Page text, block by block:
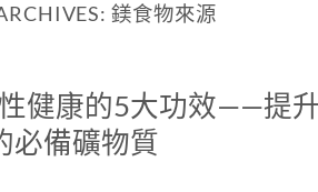
鎂食物來源
健康的5大功效——提
必備礦物質